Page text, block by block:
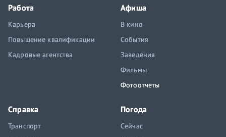
Работа
Карьера
Повышение квалификации
Кадровые агентства
Афиша
В кино
События
Заведения
Фильмы
Фотоотчеты
Справка
Транспорт
Погода
Сейчас